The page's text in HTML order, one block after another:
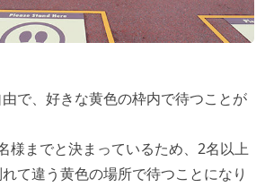
で、好きな黄色の枠内で待つことが
様までと決まっているため、2名以上
て違う黄色の場所で待つことになり